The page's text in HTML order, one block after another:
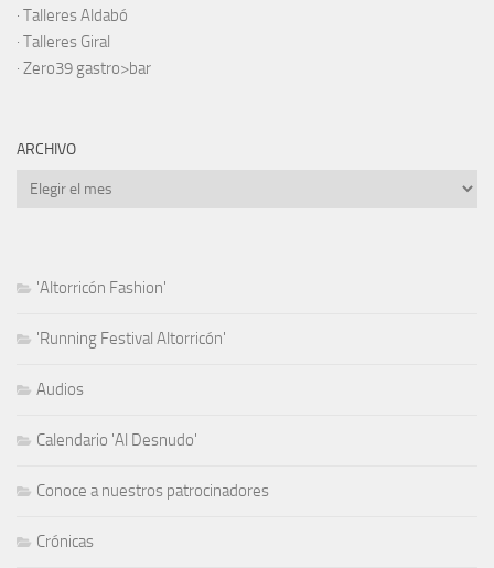
· Talleres Aldabó
· Talleres Giral
· Zero39 gastro>bar
ARCHIVO
Archivo
'Altorricón Fashion'
'Running Festival Altorricón'
Audios
Calendario 'Al Desnudo'
Conoce a nuestros patrocinadores
Crónicas